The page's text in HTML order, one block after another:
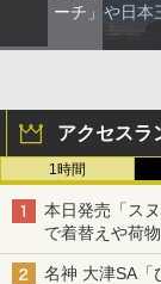
ーチ」や日本
アクセスラ
1時間
本日発売「ス
で着替えや荷
名神 大津SA「